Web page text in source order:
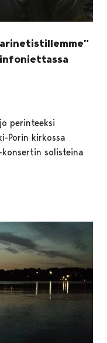
perinteeksi
Porin kirkossa
solisteina